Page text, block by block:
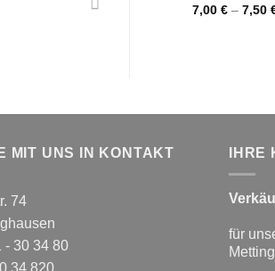
7,00€ –7,50
MIT UNS IN KONTAKT
74
- 30 34 80
für